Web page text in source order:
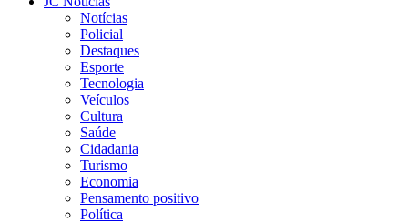
Notícias
Policial
Destaques
Esporte
Tecnologia
Veículos
Cultura
Saúde
Cidadania
Turismo
Economia
Pensamento positivo
Política